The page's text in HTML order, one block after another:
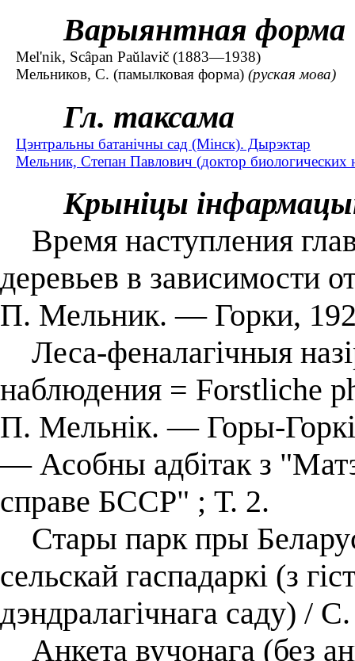
Варыянтная форма
Mel'nik, Scâpan Paŭlavič (1883—1938)
Мельников, С. (памылковая форма) (руская мова)
Гл. таксама
Цэнтральны батанічны сад (Мінск). Дырэктар
Мельник, Степан Павлович (доктор
Крыніцы
Время наступления
деревьев в зависимости
П. Мельник. — Горки,
Леса-феналагічныя
наблюдения = Forstliche
П. Мельнік. — Горы-
— Асобны адбітак з
справе БССР" ; Т. 2.
Стары парк пры
сельскай гаспадаркі (з
дэндралагічнага саду) /
Анкета вучонага (без